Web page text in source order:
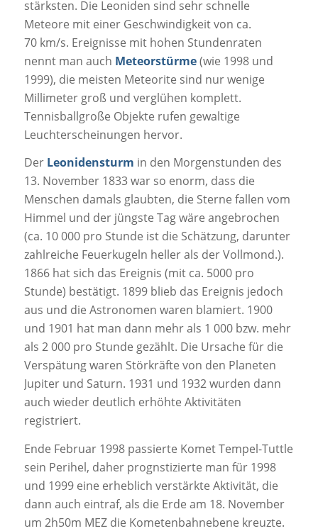
stärksten. Die Leoniden sind sehr schnelle
Meteore mit einer Geschwindigkeit von ca.
70 km/s. Ereignisse mit hohen Stundenraten
nennt man auch Meteorstürme(wie 1998 und
1999), die meisten Meteorite sind nur wenige
Millimeter groß und verglühen komplett.
Tennisballgroße Objekte rufen gewaltige
Leuchterscheinungen hervor.
Der Leonidensturm in den Morgenstunden des
13. November 1833 war so enorm, dass die
Menschen damals glaubten, die Sterne fallen vom
Himmel und der jüngste Tag wäre angebrochen
(ca. 10 000 pro Stunde ist die Schätzung, darunter
zahlreiche Feuerkugeln heller als der Vollmond.).
1866 hat sich das Ereignis (mit ca. 5000 pro
Stunde) bestätigt. 1899 blieb das Ereignis jedoch
aus und die Astronomen waren blamiert. 1900
und 1901 hat man dann mehr als 1 000 bzw. mehr
als 2 000 pro Stunde gezählt. Die Ursache für die
Verspätung waren Störkräfte von den Planeten
Jupiter und Saturn. 1931 und 1932 wurden dann
auch wieder deutlich erhöhte Aktivitäten
registriert.
Ende Februar 1998 passierte Komet Tempel-Tuttle
sein Perihel, daher prognstizierte man für 1998
und 1999 eine erheblich verstärkte Aktivität, die
dann auch eintraf, als die Erde am 18. November
um 2h50m MEZ die Kometenbahnebene kreuzte.